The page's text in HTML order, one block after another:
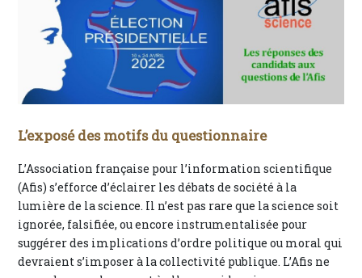
L’exposé des motifs du questionnaire
L’Association française pour l’information scientifique
(Afis) s’efforce d’éclairer les débats de société à la
lumière de la science. Il n’est pas rare que la science soit
ignorée, falsifiée, ou encore instrumentalisée pour
suggérer des implications d’ordre politique ou moral qui
devraient s’imposer à la collectivité publique. L’Afis ne